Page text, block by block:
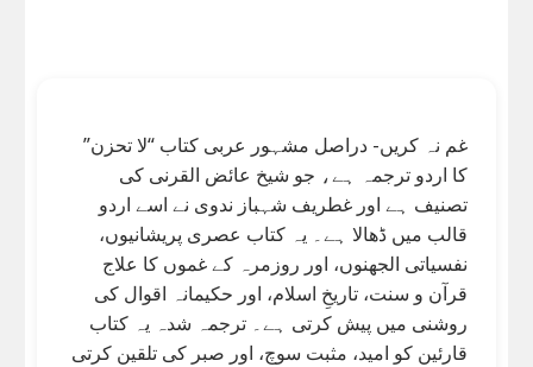
غم نہ کریں- دراصل مشہور عربی کتاب “لا تحزن”
کا اردو ترجمہ ہے، جو شیخ عائض القرنی کی
تصنیف ہے اور غطریف شہباز ندوی نے اسے اردو
قالب میں ڈھالا ہے۔ یہ کتاب عصری پریشانیوں،
نفسیاتی الجھنوں، اور روزمرہ کے غموں کا علاج
قرآن و سنت، تاریخِ اسلام، اور حکیمانہ اقوال کی
روشنی میں پیش کرتی ہے۔ ترجمہ شدہ یہ کتاب
قارئین کو امید، مثبت سوچ، اور صبر کی تلقین کرتی